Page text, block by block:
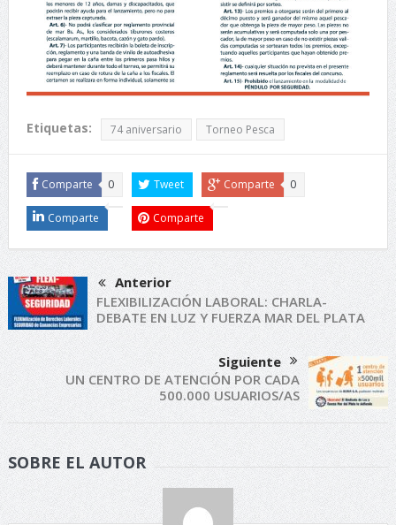
Etiquetas: 74 aniversario Torneo Pesca
Comparte 0 Tweet Comparte 0
Comparte Comparte
Anterior
FLEXIBILIZACIÓN LABORAL: CHARLA-
DEBATE EN LUZ Y FUERZA MAR DEL PLATA
Siguiente
UN CENTRO DE ATENCIÓN POR CADA
500.000 USUARIOS/AS
SOBRE EL AUTOR